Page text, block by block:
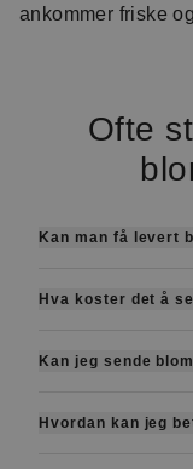
ankommer friske
Ofte
Kan man få levert
Bestill senest
Hva koster det å
Den endelige
Kan jeg sende
over 140 land
Hvordan kan jeg